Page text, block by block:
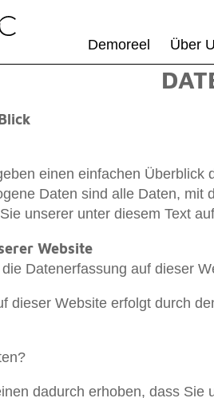
Demoreel Über
einen einfachen
Daten sind alle Daten,
unserer unter diesem Text
Website
Datenerfassung auf dieser
dieser Website erfolgt durch
dadurch erhoben, dass